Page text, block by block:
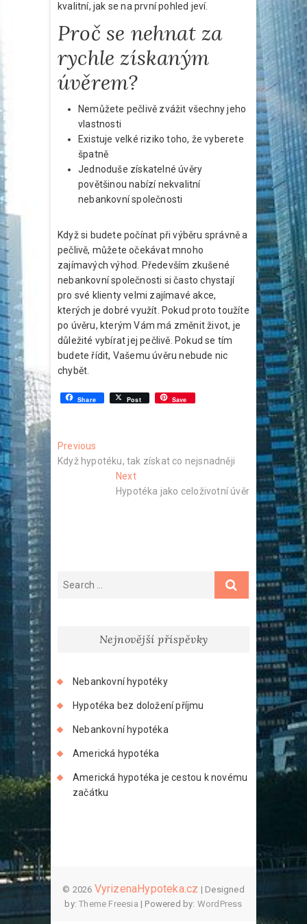
kvalitní, jak se na první pohled jeví.
Proč se nehnat za
rychle získaným
úvěrem?
Nemůžete pečlivě zvážit všechny jeho
vlastnosti
Existuje velké riziko toho, že vyberete
špatně
Jednoduše získatelné úvěry
povětšinou nabízí nekvalitní
nebankovní společnosti
Když si budete počínat při výběru správně a
pečlivě, můžete očekávat mnoho
zajímavých výhod. Především zkušené
nebankovní společnosti si často chystají
pro své klienty velmi zajímavé akce,
kterých je dobré využít. Pokud proto toužíte
po úvěru, kterým Vám má změnit život, je
důležité vybírat jej pečlivě. Pokud se tím
budete řídit, Vašemu úvěru nebude nic
chybět.
Share Post Save
Navigace
pro
příspěvek
Previous
post:
Když hypotéku, tak získat co nejsnadněji
NextNext
post:
Hypotéka jako celoživotní úvěr
Nejnovější příspěvky
Nebankovní hypotéky
Hypotéka bez doložení příjmu
Nebankovní hypotéka
Americká hypotéka
Americká hypotéka je cestou k novému
začátku
© 2026 VyrizenaHypoteka.cz | Designed
by:Theme Freesia | Powered by: WordPress